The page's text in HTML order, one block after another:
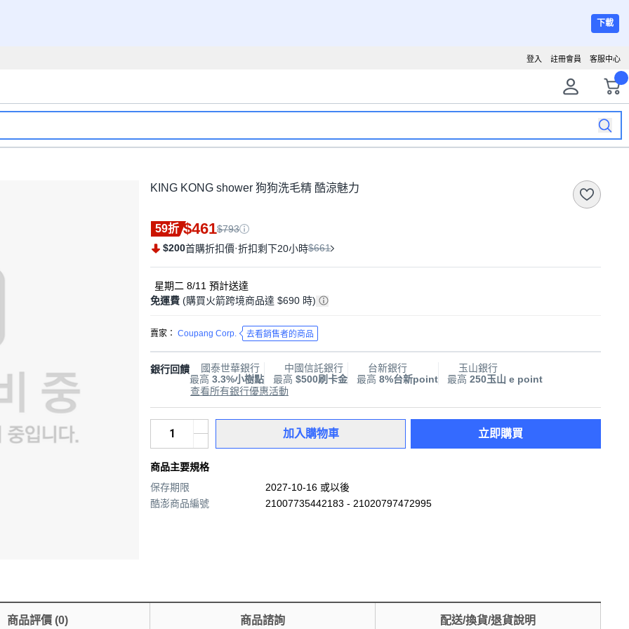
下載
客服中心
註冊會員
登入
KING KONG shower 狗狗洗毛精 酷涼魅力
59折 $461$793
$200首購折扣價·折扣剩下20小時$661
星期二 8/11 預計送達
免運費 (購買火箭跨境商品達 $690 時)
賣家： Coupang Corp. 去看銷售者的商品
銀行回饋
國泰世華銀行
最高 3.3%小樹點
中國信託銀行
最高 $500刷卡金
台新銀行
最高 8%台新point
玉山銀行
最高 250玉山 e point
查看所有銀行優惠活動
加入購物車 立即購買
商品主要規格
保存期限
2027-10-16 或以後
酷澎商品編號
21007735442183 - 21020797472995
商品評價(0) 商品諮詢 配送/換貨/退貨說明